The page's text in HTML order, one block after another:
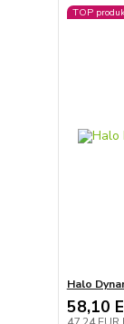
TOP
Halo
58,10